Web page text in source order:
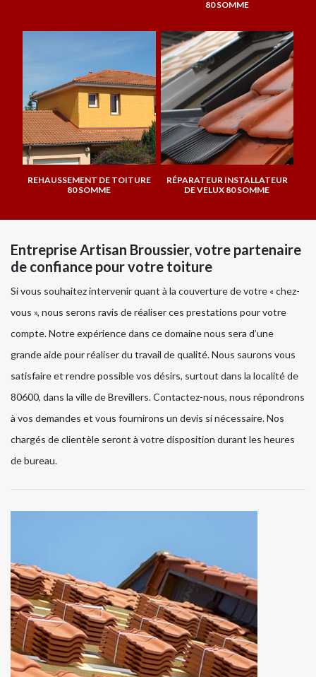
80 SOMME
REHAUSSEMENT DE TOITURE
80 SOMME
RÉPARATEUR INSTALLATEUR
DE VELUX 80 SOMME
Entreprise Artisan Broussier, votre partenaire
de confiance pour votre toiture
Si vous souhaitez intervenir quant à la couverture de votre « chez-
vous », nous serons ravis de réaliser ces prestations pour votre
compte. Notre expérience dans ce domaine nous sera d’une
grande aide pour réaliser du travail de qualité. Nous saurons vous
satisfaire et rendre possible vos désirs, surtout dans la localité de
80600, dans la ville de Brevillers. Contactez-nous, nous répondrons
à vos demandes et vous fournirons un devis si nécessaire. Nos
chargés de clientèle seront à votre disposition durant les heures
de bureau.